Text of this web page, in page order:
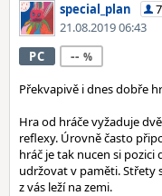
special_plan
21.08.2019 06:43
PC --
Překvapivě i dnes dobře
Hra od hráče vyžaduje
reflexy. Úrovně často
hráč je tak nucen si
udržovat v paměti. Střety
z vás leží na zemi.